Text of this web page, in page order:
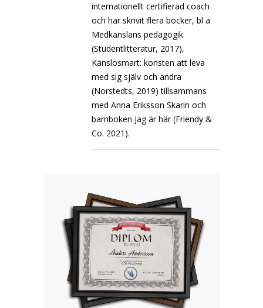
internationellt certifierad coach
och har skrivit flera böcker, bl a
Medkänslans pedagogik
(Studentlitteratur, 2017),
Känslosmart: konsten att leva
med sig själv och andra
(Norstedts, 2019) tillsammans
med Anna Eriksson Skarin och
barnboken Jag är här (Friendy &
Co. 2021).